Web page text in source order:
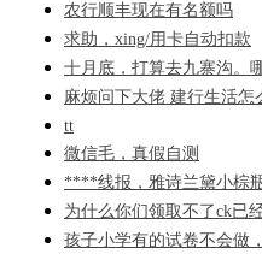
农行顺丰现在有名额吗
求助，xing/用卡自动扣款
十月底，打算去九寨沟。
麻烦问下大佬 建行生活怎
tt
微信毛，真假自测
****线报，雅诗兰黛小棕
为什么你们领取不了ck已
孩子小学有的试卷不会做